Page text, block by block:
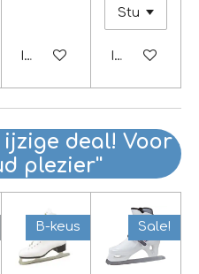
In winkelwagenIn
deal! Voor
plezier''
B-keus Sale!